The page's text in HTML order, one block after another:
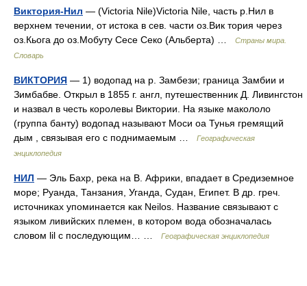
Виктория-Нил — (Victoria Nile)Victoria Nile, часть р.Нил в
верхнем течении, от истока в сев. части оз.Вик тория через
оз.Кьога до оз.Мобуту Сесе Секо (Альберта) …
Страны мира.
Словарь
ВИКТОРИЯ — 1) водопад на р. Замбези; граница Замбии и
Зимбабве. Открыл в 1855 г. англ, путешественник Д. Ливингстон
и назвал в честь королевы Виктории. На языке макололо
(группа банту) водопад называют Моси оа Тунья гремящий
дым , связывая его с поднимаемым …
Географическая
энциклопедия
НИЛ — Эль Бахр, река на В. Африки, впадает в Средиземное
море; Руанда, Танзания, Уганда, Судан, Египет. В др. греч.
источниках упоминается как Neilos. Название связывают с
языком ливийских племен, в котором вода обозначалась
словом lil с последующим… …
Географическая энциклопедия